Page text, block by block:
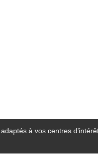
à vos centres